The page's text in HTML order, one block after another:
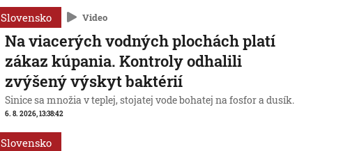
Slovensko Video
Na viacerých vodných plochách platí
zákaz kúpania. Kontroly odhalili
zvýšený výskyt baktérií
Sinice sa množia v teplej, stojatej vode bohatej na fosfor a dusík.
6. 8. 2026, 13:38:42
Slovensko